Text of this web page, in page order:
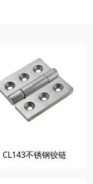
CL143不锈钢铰链